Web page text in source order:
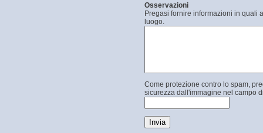
Osservazioni
Pregasi fornire informazioni in quali
luogo.
Come protezione contro lo spam,
sicurezza dall'immagine nel campo